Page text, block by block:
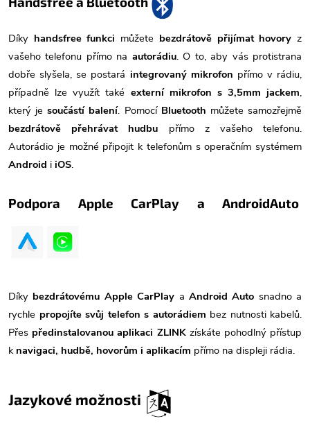
Díky handsfree funkci můžete bezdrátově přijímat hovory z
vašeho telefonu přímo na autorádiu. O to, aby vás protistrana
dobře slyšela, se postará integrovaný mikrofon přímo v rádiu,
případně lze využít také externí mikrofon s 3,5mm jackem,
který jesoučástí balení. Pomocí Bluetooth můžete samozřejmě
bezdrátově přehrávat hudbu přímo z vašeho telefonu.
Autorádio je možné připojit k telefonům s operačním systémem
Android i iOS.
Podpora Apple CarPlay a AndroidAuto
Díky bezdrátovému Apple CarPlay a Android Auto snadno a
rychle propojíte svůj telefon s autorádiem bez nutnosti kabelů.
Přes předinstalovanou aplikaci ZLINKzískáte pohodlný přístup
k navigaci, hudbě, hovorům i aplikacím přímo na displeji rádia.
Jazykové možnosti